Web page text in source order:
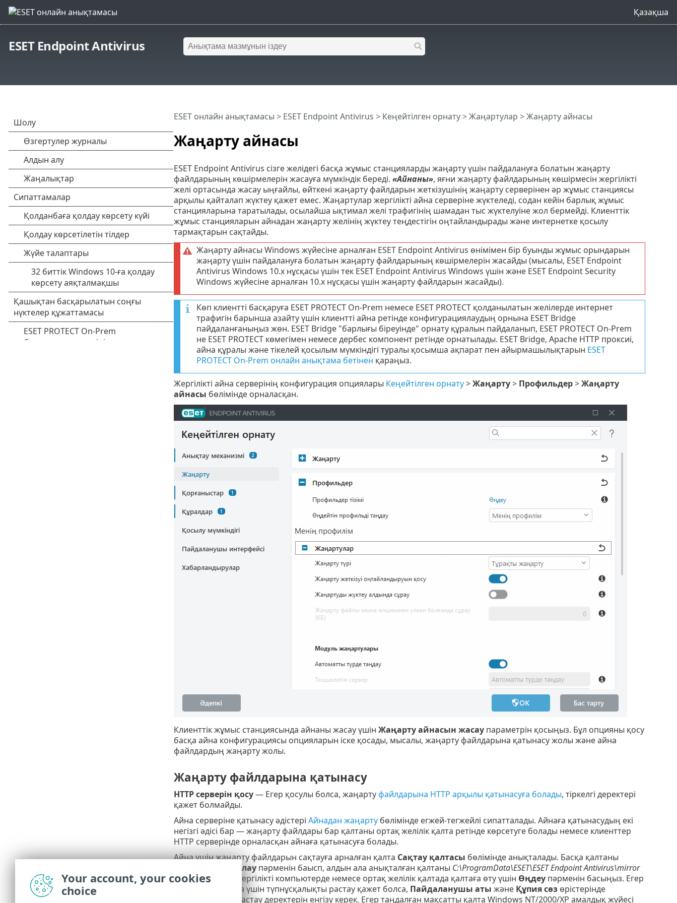
Қазақша
ESET Endpoint Antivirus
Жаңарту айнасы
ESET онлайн анықтамасы > ESET Endpoint Antivirus > Кеңейтілген орнату>Жаңартулар > Жаңарту айнасы
ESET Endpoint Antivirus сізге желідегі басқа жұмыс станцияларды жаңарту үшін пайдалануға болатын жаңарту
файлдарының көшірмелерін жасауға мүмкіндік береді. «Айнаны», яғни жаңарту файлдарының көшірмесін жергілікті
желі ортасында жасау ыңғайлы, өйткені жаңарту файлдарын жеткізушінің жаңарту серверінен әр жұмыс станциясы
арқылы қайталап жүктеу қажет емес. Жаңартулар жергілікті айна серверіне жүктеледі, содан кейін барлық жұмыс
станцияларына таратылады, осылайша ықтимал желі трафигінің шамадан тыс жүктелуіне жол бермейді. Клиенттік
жұмыс станцияларын айнадан жаңарту желінің жүктеу теңдестігін оңтайландырады және интернетке қосылу
тармақтарын сақтайды.
Жаңарту айнасы Windows жүйесіне арналған ESET Endpoint Antivirus өнімімен бір буынды жұмыс орындарын
жаңарту үшін пайдалануға болатын жаңарту файлдарының көшірмелерін жасайды (мысалы, ESET Endpoint
Antivirus Windows 10.x нұсқасы үшін тек ESET Endpoint Antivirus Windows үшін және ESET Endpoint Security
Windows жүйесіне арналған 10.x нұсқасы үшін жаңарту файлдарын жасайды).
Көп клиентті басқаруға ESET PROTECT On-Prem немесе ESET PROTECT қолданылатын желілерде интернет
трафигін барынша азайту үшін клиентті айна ретінде конфигурациялаудың орнына ESET Bridge
пайдаланғаныңыз жөн. ESET Bridge "барлығы біреуінде" орнату құралын пайдаланып, ESET PROTECT On-Prem
не ESET PROTECT көмегімен немесе дербес компонент ретінде орнатылады. ESET Bridge, Apache HTTP проксиі,
айна құралы және тікелей қосылым мүмкіндігі туралы қосымша ақпарат пен айырмашылықтарын ESET
PROTECT On-Prem онлайн анықтама бетінен қараңыз.
Жергілікті айна серверінің конфигурация опциялары Кеңейтілген орнату>Жаңарту> Профильдер>Жаңарту
айнасы бөлімінде орналасқан.
Клиенттік жұмыс станциясында айнаны жасау үшін Жаңарту айнасын жасаупараметрін қосыңыз. Бұл опцияны қосу
басқа айна конфигурациясы опцияларын іске қосады, мысалы, жаңарту файлдарына қатынасу жолы және айна
файлдардың жаңарту жолы.
Жаңарту файлдарына қатынасу
HTTP серверін қосу— Егер қосулы болса, жаңартуфайлдарына HTTP арқылы қатынасуға болады, тіркелгі деректері
қажет болмайды.
Айна серверіне қатынасу әдістері Айнадан жаңартубөлімінде егжей-тегжейлі сипатталады. Айнаға қатынасудың екі
негізгі әдісі бар — жаңарту файлдары бар қалтаны ортақ желілік қалта ретінде көрсетуге болады немесе клиенттер
HTTP серверінде орналасқан айнаға қатынасуға болады.
Айна үшін жаңарту файлдарын сақтауға арналған қалта Сақтау қалтасы бөлімінде анықталады. Басқа қалтаны
Тазалаупәрменін баысп, алдын ала анықталған қалтаны C:\ProgramData\ESET\ESET Endpoint Antivirus\mirror
жойыңыз және жергілікті компьютерде немесе ортақ желілік қалтада қалтаға өту үшін Өңдеупәрменін басыңыз. Егер
көрсетілген қалта үшін түпнұсқалықты растау қажет болса, Пайдаланушы аты және Құпия сөзөрістерінде
түпнұсқалықты растау деректерін енгізу керек. Егер таңдалған мақсатты қалта Windows NT/2000/XP амалдық жүйесі
Your account, your cookies
choice